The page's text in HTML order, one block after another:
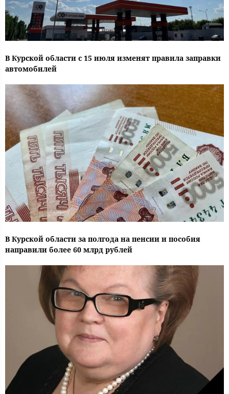
В Курской области с 15 июля изменят правила заправки
автомобилей
В Курской области за полгода на пенсии и пособия
направили более 60 млрд рублей